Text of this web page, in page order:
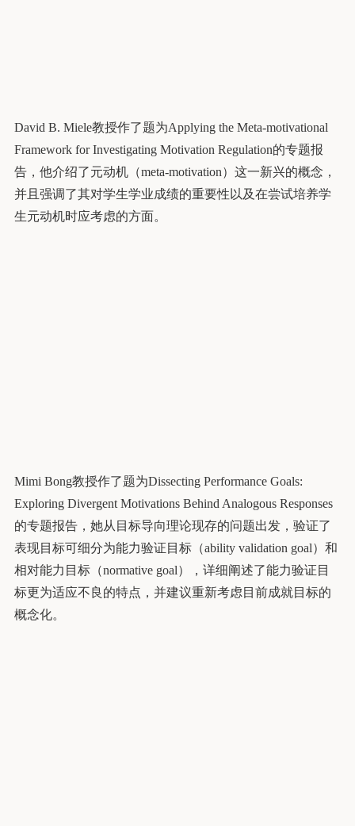
David B. Miele教授作了题为Applying the Meta-motivational
Framework for Investigating Motivation Regulation的专题报
告，他介绍了元动机（meta-motivation）这一新兴的概念，
并且强调了其对学生学业成绩的重要性以及在尝试培养学
生元动机时应考虑的方面。
Mimi Bong教授作了题为Dissecting Performance Goals:
Exploring Divergent Motivations Behind Analogous Responses
的专题报告，她从目标导向理论现存的问题出发，验证了
表现目标可细分为能力验证目标（ability validation goal）和
相对能力目标（normative goal），详细阐述了能力验证目
标更为适应不良的特点，并建议重新考虑目前成就目标的
概念化。